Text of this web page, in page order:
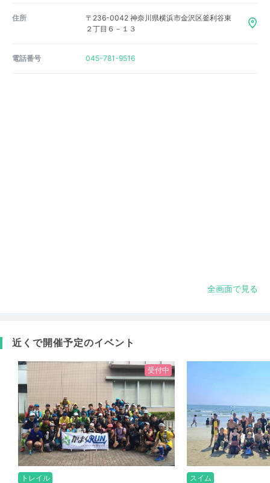
住所
〒236-0042 神奈川県横浜市金沢区釜利谷東
２丁目６－１３
電話番号 045-781-9516
全画面で見る
近くで開催予定のイベント
受付中
トレイル
スイム